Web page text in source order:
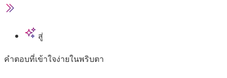
สู่
คำตอบที่เข้าใจง่ายในพริบตา